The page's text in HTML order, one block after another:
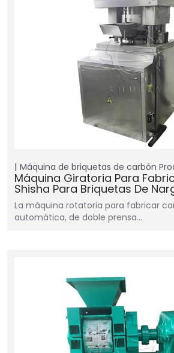
Máquina de briquetas de carbón
Máquina Giratoria Para
Shisha Para Briquetas De
La máquina rotatoria para fabricar
automática, de doble prensa…